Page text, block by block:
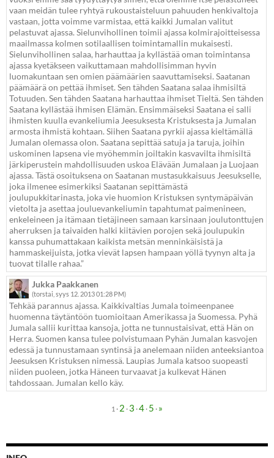
vaan meidän tulee ryhtyä rukoustaisteluun pahuuden henkivaltoja
vastaan, jotta voimme varmistaa, että kaikki Jumalan valitut
pelastuvat ajassa. Sielunvihollinen toimii ajassa kolmirajoitteisessa
maailmassa kolmen sotilaallisen toimintamallin mukaisesti.
Sielunvihollinen salaa, harhauttaa ja kyllästää oman toimintansa
ajassa kyetäkseen vaikuttamaan mahdollisimman hyvin
luomakuntaan sen omien päämäärien saavuttamiseksi. Saatanan
päämäärä on pettää ihmiset. Sen tähden Saatana salaa ihmisiltä
Totuuden. Sen tähden Saatana harhauttaa ihmiset Tieltä. Sen tähden
Saatana kyllästää ihmisen Elämän. Ensimmäiseksi Saatana ei salli
ihmisten kuulla evankeliumia Jeesuksesta Kristuksesta ja Jumalan
armosta ihmistä kohtaan. Siihen Saatana pyrkii ajassa kieltämällä
Jumalan olemassa olon. Saatana sepittää satuja ja taruja, joihin
uskominen lapsena vie myöhemmin joiltakin kasvavilta ihmisiltä
järkiperustein mahdollisuuden uskoa Elävään Jumalaan ja Luojaan
ajassa. Tästä osoituksena on Saatanan mustasukkaisuus Jeesukselle,
joka ilmenee esimerkiksi Saatanan sepittämästä
joulupukkitarinasta, joka vie huomion Kristuksen syntymäpäivän
vietolta ja asettaa jouluevankeliumin tapahtumat paimenineen,
enkeleineen ja itämaan tietäjineen samaan karsinaan joulutonttujen
aherruksen ja taivaiden halki kiitävien porojen sekä joulupukin
kanssa puhumattakaan kaikista metsän menninkäisistä ja
hammaskeijuista, jotka vievät lapsen hampaan yöllä tyynyn alta ja
tuovat tilalle rahaa.”
Jukka Paakkanen
(torstai, syys 12. 2013 01:28 PM)
Tehkää parannus ajassa. Kaikkivaltias Jumala toimeenpanee
huomenna täytäntöön tuomioitaan Amerikassa ja Suomessa. Pyhä
Jumala sallii kurittaa kansoja, jotta ne tunnustaisivat, että Hän on
Herra. Suomen kansa tulee polvistumaan Pyhän Jumalan kasvojen
edessä ja tunnustamaan syntinsä ja anelemaan niiden anteeksiantoa
Jeesuksen Kristuksen nimessä. Laupias Jumala katsoo suopeasti
niiden puoleen, jotka Häneen turvaavat ja kulkevat Hänen
tahdossaan. Jumalan kello käy.
1 · 2 · 3 ·4 · 5 · »